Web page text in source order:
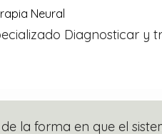
Diagnosticar y
la forma en que el